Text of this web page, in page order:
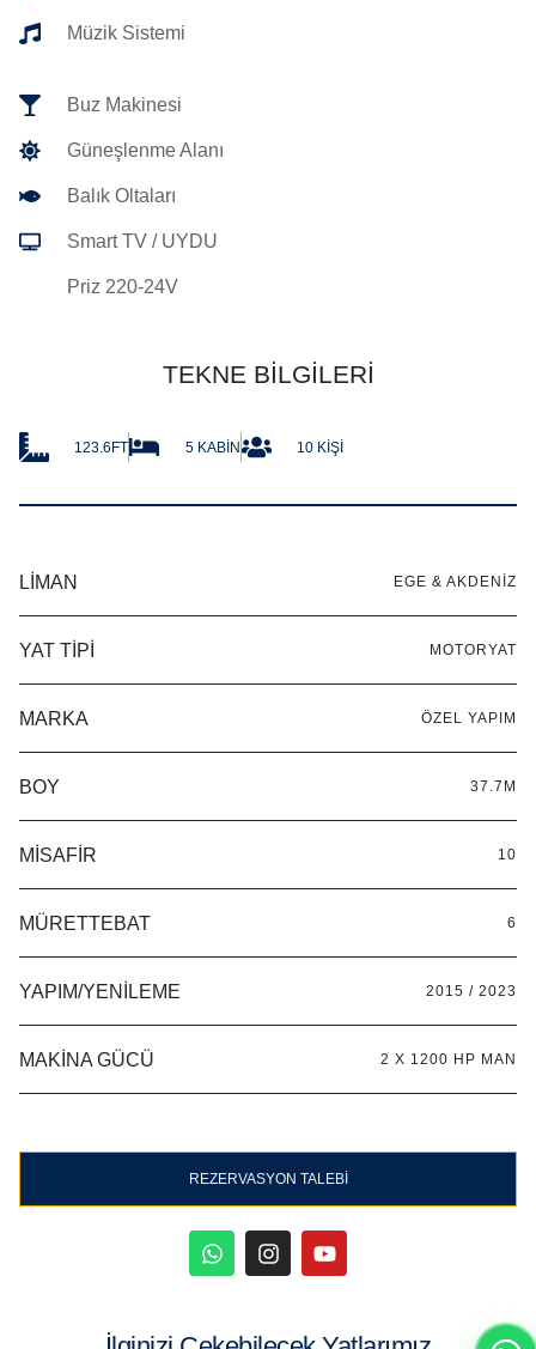
Müzik Sistemi
Buz Makinesi
Güneşlenme Alanı
Balık Oltaları
Smart TV / UYDU
Priz 220-24V
TEKNE BILGILERI
123.6FT 5 KABIN 10 KIŞI
LIMAN EGE & AKDENIZ
YAT TIPI MOTORYAT
MARKA ÖZEL YAPIM
BOY 37.7M
MISAFIR 10
MÜRETTEBAT 6
YAPIM/YENILEME 2015 / 2023
MAKINA GÜCÜ 2 X 1200 HP MAN
REZERVASYON TALEBI